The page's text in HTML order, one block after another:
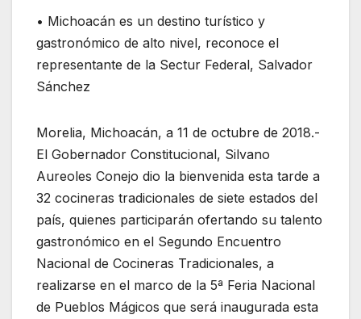
• Michoacán es un destino turístico y
gastronómico de alto nivel, reconoce el
representante de la Sectur Federal, Salvador
Sánchez
Morelia, Michoacán, a 11 de octubre de 2018.-
El Gobernador Constitucional, Silvano
Aureoles Conejo dio la bienvenida esta tarde a
32 cocineras tradicionales de siete estados del
país, quienes participarán ofertando su talento
gastronómico en el Segundo Encuentro
Nacional de Cocineras Tradicionales, a
realizarse en el marco de la 5ª Feria Nacional
de Pueblos Mágicos que será inaugurada esta